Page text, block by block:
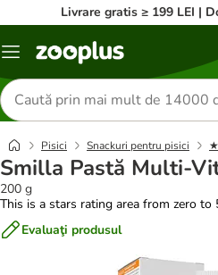
Livrare gratis ≥ 199 LEI |
Categorii
Căutare
produse
Pisici Snackuri pentru pisici
Smilla Pastă Multi-
200 g
This is a stars rating area from zero to
Evaluaţi produsul